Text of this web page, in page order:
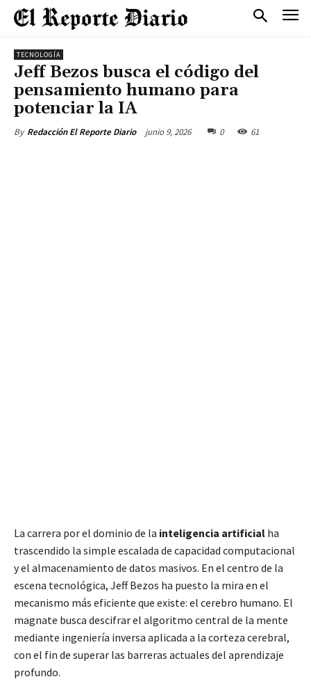
TECNOLOGÍA
Jeff Bezos busca el código del
pensamiento humano para
potenciar la IA
By Redacción El Reporte Diario junio 9, 2026 0 61
La carrera por el dominio de la inteligencia artificial ha
trascendido la simple escalada de capacidad computacional
y el almacenamiento de datos masivos. En el centro de la
escena tecnológica, Jeff Bezos ha puesto la mira en el
mecanismo más eficiente que existe: el cerebro humano. El
magnate busca descifrar el algoritmo central de la mente
mediante ingeniería inversa aplicada a la corteza cerebral,
con el fin de superar las barreras actuales del aprendizaje
profundo.